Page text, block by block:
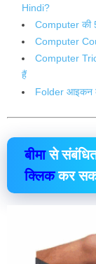
Hindi?
Computer की
Computer
Computer
हैं
Folder आइकन
बीमासे
क्लिककर